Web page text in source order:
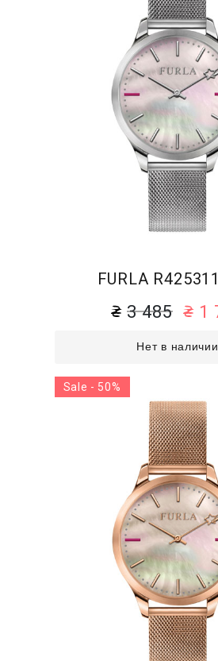
FURLA
3 485 1
Нет в наличии
Sale - 50%